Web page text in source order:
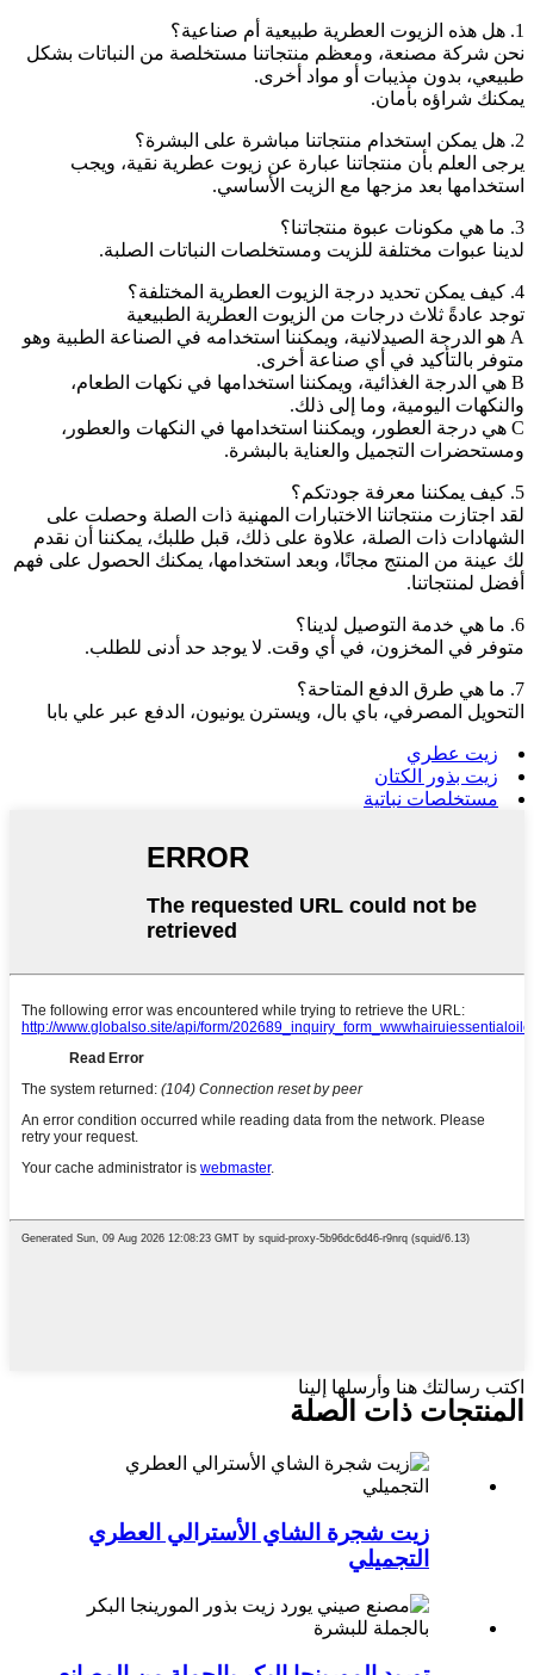
1. هل هذه الزيوت العطرية طبيعية أم صناعية؟
نحن شركة مصنعة، ومعظم منتجاتنا مستخلصة من النباتات بشكل
طبيعي، بدون مذيبات أو مواد أخرى.
يمكنك شراؤه بأمان.
2. هل يمكن استخدام منتجاتنا مباشرة على البشرة؟
يرجى العلم بأن منتجاتنا عبارة عن زيوت عطرية نقية، ويجب
استخدامها بعد مزجها مع الزيت الأساسي.
3. ما هي مكونات عبوة منتجاتنا؟
لدينا عبوات مختلفة للزيت ومستخلصات النباتات الصلبة.
4. كيف يمكن تحديد درجة الزيوت العطرية المختلفة؟
توجد عادةً ثلاث درجات من الزيوت العطرية الطبيعية
A هو الدرجة الصيدلانية، ويمكننا استخدامه في الصناعة الطبية وهو
متوفر بالتأكيد في أي صناعة أخرى.
B هي الدرجة الغذائية، ويمكننا استخدامها في نكهات الطعام،
والنكهات اليومية، وما إلى ذلك.
C هي درجة العطور، ويمكننا استخدامها في النكهات والعطور،
ومستحضرات التجميل والعناية بالبشرة.
5. كيف يمكننا معرفة جودتكم؟
لقد اجتازت منتجاتنا الاختبارات المهنية ذات الصلة وحصلت على
الشهادات ذات الصلة، علاوة على ذلك، قبل طلبك، يمكننا أن نقدم
لك عينة من المنتج مجانًا، وبعد استخدامها، يمكنك الحصول على فهم
أفضل لمنتجاتنا.
6. ما هي خدمة التوصيل لدينا؟
متوفر في المخزون، في أي وقت. لا يوجد حد أدنى للطلب.
7. ما هي طرق الدفع المتاحة؟
التحويل المصرفي، باي بال، ويسترن يونيون، الدفع عبر علي بابا
زيت عطري
زيت بذور الكتان
مستخلصات نباتية
اكتب رسالتك هنا وأرسلها إلينا
المنتجات ذات الصلة
زيت شجرة الشاي الأسترالي العطري
التجميلي